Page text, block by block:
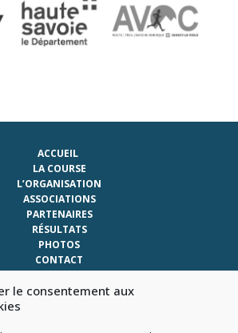
le consentement aux
ACCUEIL
LA COURSE
L’ORGANISATION
ASSOCIATIONS
PARTENAIRES
RÉSULTATS
PHOTOS
CONTACT
AVOC
LE CROSS DES GLAISINS